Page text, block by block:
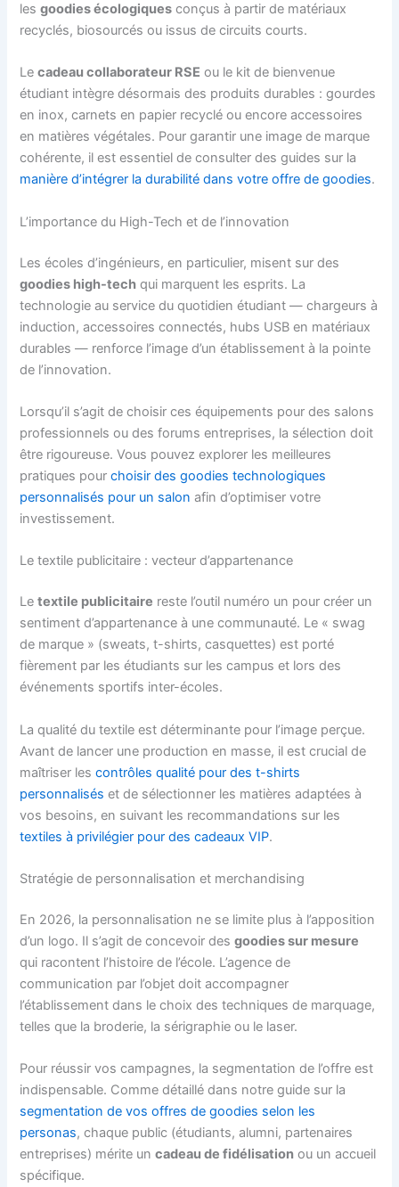
lesgoodies écologiques conçus à partir de matériaux
recyclés, biosourcés ou issus de circuits courts.
Lecadeau collaborateur RSE ou le kit de bienvenue
étudiant intègre désormais des produits durables : gourdes
en inox, carnets en papier recyclé ou encore accessoires
en matières végétales. Pour garantir une image de marque
cohérente, il est essentiel de consulter des guides sur la
manière d’intégrer la durabilité dans votre offre de goodies.
L’importance du High-Tech et de l’innovation
Les écoles d’ingénieurs, en particulier, misent sur des
goodies high-tech qui marquent les esprits. La
technologie au service du quotidien étudiant — chargeurs à
induction, accessoires connectés, hubs USB en matériaux
durables — renforce l’image d’un établissement à la pointe
de l’innovation.
Lorsqu’il s’agit de choisir ces équipements pour des salons
professionnels ou des forums entreprises, la sélection doit
être rigoureuse. Vous pouvez explorer les meilleures
pratiques pourchoisir des goodies technologiques
personnalisés pour un salon afin d’optimiser votre
investissement.
Le textile publicitaire : vecteur d’appartenance
Letextile publicitaire reste l’outil numéro un pour créer un
sentiment d’appartenance à une communauté. Le « swag
de marque » (sweats, t-shirts, casquettes) est porté
fièrement par les étudiants sur les campus et lors des
événements sportifs inter-écoles.
La qualité du textile est déterminante pour l’image perçue.
Avant de lancer une production en masse, il est crucial de
maîtriser lescontrôles qualité pour des t-shirts
personnalisés et de sélectionner les matières adaptées à
vos besoins, en suivant les recommandations sur les
textiles à privilégier pour des cadeaux VIP.
Stratégie de personnalisation et merchandising
En 2026, la personnalisation ne se limite plus à l’apposition
d’un logo. Il s’agit de concevoir desgoodies sur mesure
qui racontent l’histoire de l’école. L’agence de
communication par l’objet doit accompagner
l’établissement dans le choix des techniques de marquage,
telles que la broderie, la sérigraphie ou le laser.
Pour réussir vos campagnes, la segmentation de l’offre est
indispensable. Comme détaillé dans notre guide sur la
segmentation de vos offres de goodies selon les
personas, chaque public (étudiants, alumni, partenaires
entreprises) mérite uncadeau de fidélisation ou un accueil
spécifique.